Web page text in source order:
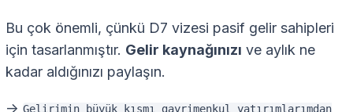
Bu çok önemli, çünkü D7 vizesi pasif gelir sahipleri
için tasarlanmıştır. Gelir kaynağınızı ve aylık ne
kadar aldığınızı paylaşın.
-> Gelirimin büyük kısmı gayrimenkul yatırımlarımdan